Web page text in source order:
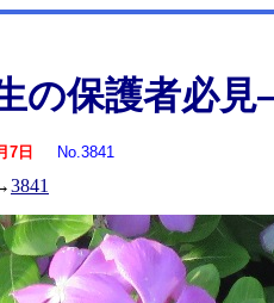
の保護者必
7日 No.3841
3841